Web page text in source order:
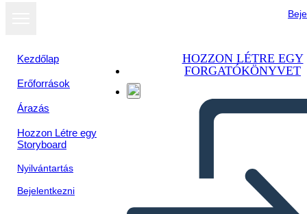
Kezdőlap
Erőforrások
Árazás
Hozzon Létre egy
Storyboard
Nyilvántartás
Bejelentkezni
HOZZON LÉTRE EGY
FORGATÓKÖNYVET